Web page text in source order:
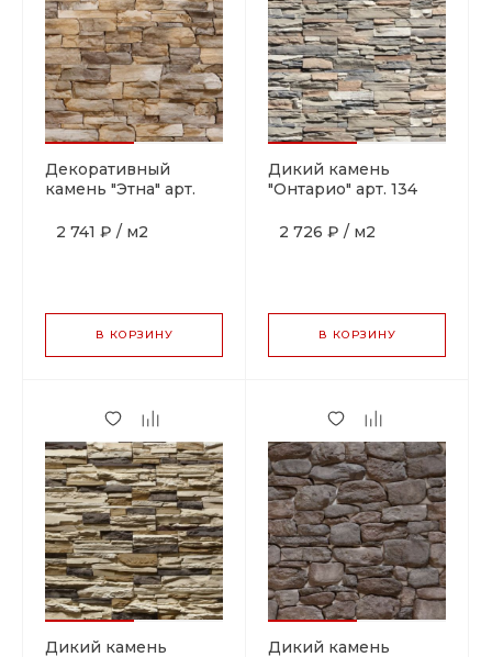
Декоративный
камень "Этна" арт.
2 741 ₽ / м2
В КОРЗИНУ
Дикий камень
"Онтарио" арт. 134
2 726 ₽ / м2
В КОРЗИНУ
Дикий камень Дикий камень